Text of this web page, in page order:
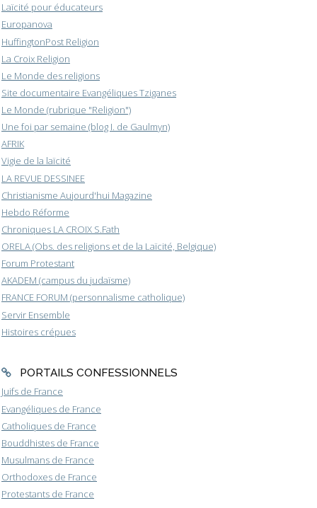
Laïcité pour éducateurs
Europanova
HuffingtonPost Religion
La Croix Religion
Le Monde des religions
Site documentaire Evangéliques Tziganes
Le Monde (rubrique "Religion")
Une foi par semaine (blog I. de Gaulmyn)
AFRIK
Vigie de la laïcité
LA REVUE DESSINEE
Christianisme Aujourd'hui Magazine
Hebdo Réforme
Chroniques LA CROIX S.Fath
ORELA (Obs. des religions et de la Laïcité, Belgique)
Forum Protestant
AKADEM (campus du judaïsme)
FRANCE FORUM (personnalisme catholique)
Servir Ensemble
Histoires crépues
PORTAILS CONFESSIONNELS
Juifs de France
Evangéliques de France
Catholiques de France
Bouddhistes de France
Musulmans de France
Orthodoxes de France
Protestants de France